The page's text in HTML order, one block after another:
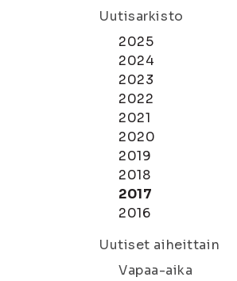
Uutisarkisto
2025
2024
2023
2022
2021
2020
2019
2018
2017
2016
Uutiset aiheittain
Vapaa-aika